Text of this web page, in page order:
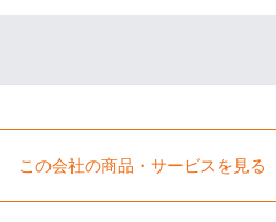
この会社の商品・サービスを見る